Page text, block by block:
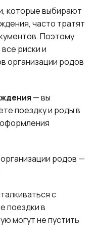
которые выбирают
часто тратят
Поэтому
риски и
организации родов
— вы
поездку и роды в
родов —
с
поездки в
могут не пустить